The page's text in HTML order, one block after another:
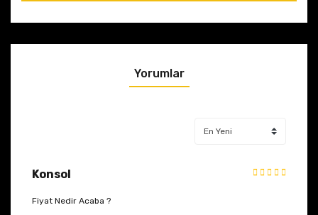
Yorumlar
Konsol
Fiyat Nedir Acaba ?